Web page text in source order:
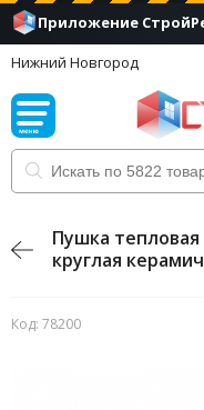
Приложение
Нижний Новгород
Пушка
круглая
Код: 78200